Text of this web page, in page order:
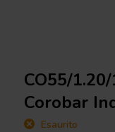
CO55/
Corobar
Esaurito